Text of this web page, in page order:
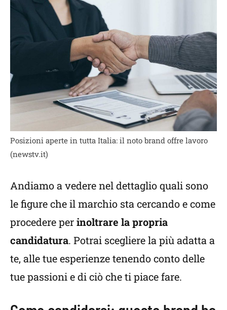
Posizioni aperte in tutta Italia: il noto brand offre lavoro
(newstv.it)
Andiamo a vedere nel dettaglio quali sono
le figure che il marchio sta cercando e come
procedere perinoltrare la propria
candidatura. Potrai scegliere la più adatta a
te, alle tue esperienze tenendo conto delle
tue passioni e di ciò che ti piace fare.